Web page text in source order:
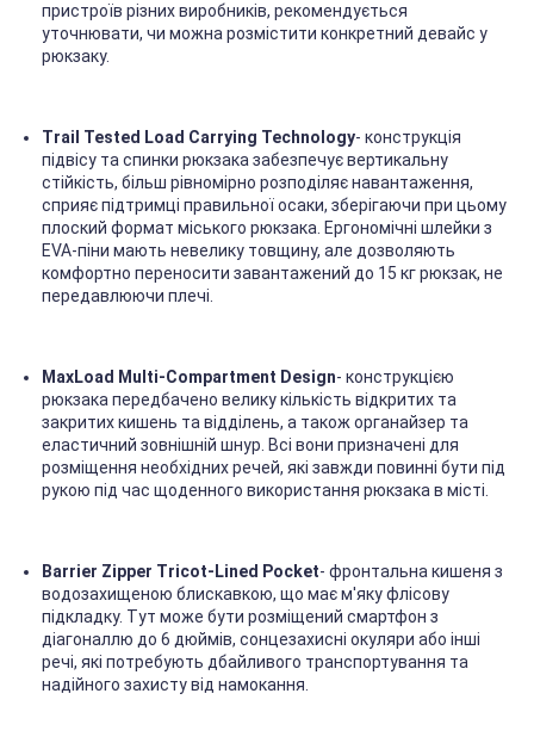
пристроїв різних виробників, рекомендується
уточнювати, чи можна розмістити конкретний девайс у
рюкзаку.
Trail Tested Load Carrying Technology- конструкція
підвісу та спинки рюкзака забезпечує вертикальну
стійкість, більш рівномірно розподіляє навантаження,
сприяє підтримці правильної осаки, зберігаючи при цьому
плоский формат міського рюкзака. Ергономічні шлейки з
EVA-піни мають невелику товщину, але дозволяють
комфортно переносити завантажений до 15 кг рюкзак, не
передавлюючи плечі.
MaxLoad Multi-Compartment Design- конструкцією
рюкзака передбачено велику кількість відкритих та
закритих кишень та відділень, а також органайзер та
еластичний зовнішній шнур. Всі вони призначені для
розміщення необхідних речей, які завжди повинні бути під
рукою під час щоденного використання рюкзака в місті.
Barrier Zipper Tricot-Lined Pocket- фронтальна кишеня з
водозахищеною блискавкою, що має м'яку флісову
підкладку. Тут може бути розміщений смартфон з
діагоналлю до 6 дюймів, сонцезахисні окуляри або інші
речі, які потребують дбайливого транспортування та
надійного захисту від намокання.